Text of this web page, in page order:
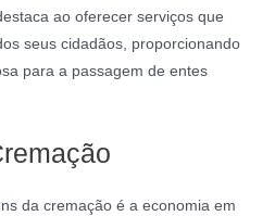
ao oferecer serviços que
seus cidadãos, proporcionando
para a passagem de entes
da cremação é a economia em